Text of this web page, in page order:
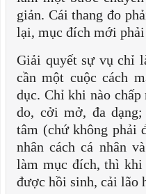
giản. Cái thang đo
lại, mục đích mới
Giải quyết sự vụ chỉ
cần một cuộc cách
dục. Chỉ khi nào
do, cởi mở, đa
tâm (chứ không phải
nhân cách cá nhân
làm mục đích, thì
được hồi sinh, cải lão